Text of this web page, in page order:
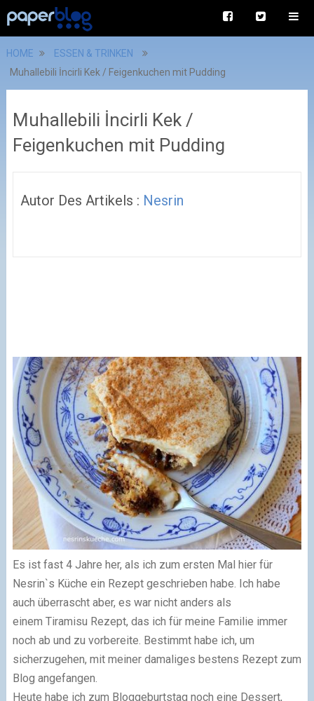
HOME
ESSEN & TRINKEN
Muhallebili İncirli Kek / Feigenkuchen mit Pudding
Muhallebili İncirli Kek /
Feigenkuchen mit Pudding
Autor Des Artikels : Nesrin
Es ist fast 4 Jahre her, als ich zum ersten Mal hier für
Nesrin`s Küche ein Rezept geschrieben habe. Ich habe
auch überrascht aber, es war nicht anders als
einem Tiramisu Rezept, das ich für meine Familie immer
noch ab und zu vorbereite. Bestimmt habe ich, um
sicherzugehen, mit meiner damaliges bestens Rezept zum
Blog angefangen.
Heute habe ich zum Bloggeburtstag noch eine Dessert,